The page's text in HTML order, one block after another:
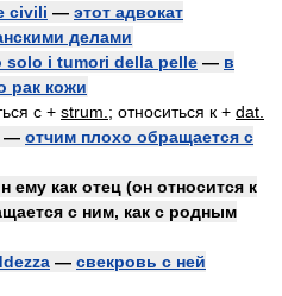
civili — этот адвокат
делами
i tumori della pelle — в
рак кожи
с + strum. ; относиться к + dat.
— отчим плохо обращается с
ему как отец (он относится к
с ним, как с родным
— свекровь с ней